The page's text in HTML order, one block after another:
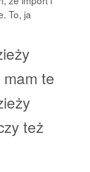
To, ja
te
też